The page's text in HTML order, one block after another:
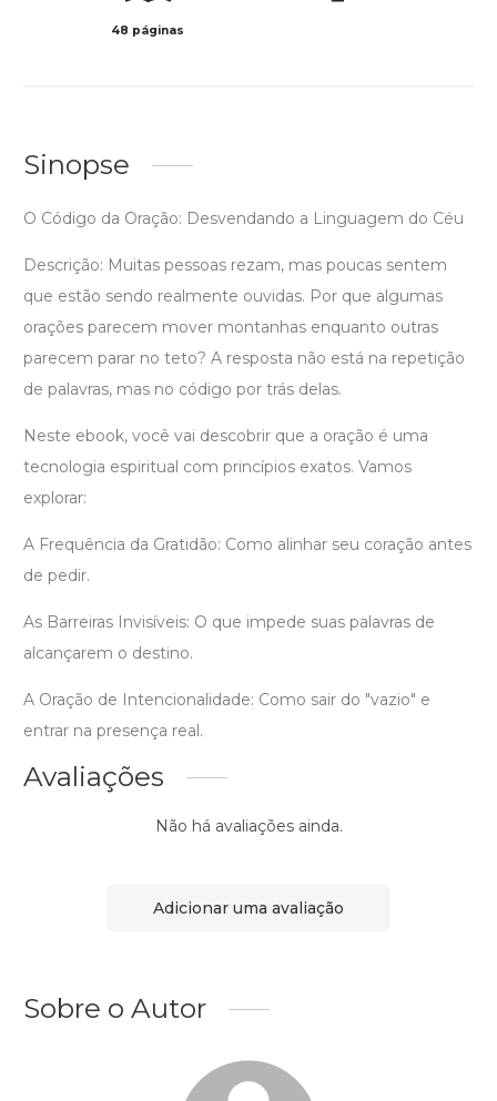
48 páginas
Sinopse
O Código da Oração: Desvendando a Linguagem do Céu
Descrição: Muitas pessoas rezam, mas poucas sentem
que estão sendo realmente ouvidas. Por que algumas
orações parecem mover montanhas enquanto outras
parecem parar no teto? A resposta não está na repetição
de palavras, mas no código por trás delas.
Neste ebook, você vai descobrir que a oração é uma
tecnologia espiritual com princípios exatos. Vamos
explorar:
A Frequência da Gratidão: Como alinhar seu coração antes
de pedir.
As Barreiras Invisíveis: O que impede suas palavras de
alcançarem o destino.
A Oração de Intencionalidade: Como sair do "vazio" e
entrar na presença real.
Avaliações
Não há avaliações ainda.
Adicionar uma avaliação
Sobre o Autor